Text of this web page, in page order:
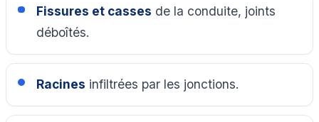
Fissures et casses de la conduite, joints
déboîtés.
Racines infiltrées par les jonctions.